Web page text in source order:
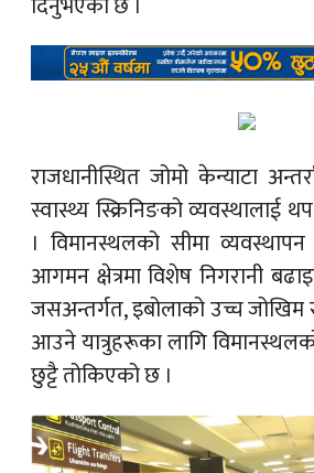
राजधानीस्थित जोमो केन्याटा
स्वास्थ्य स्क्रिनिङको व्यवस्थालाई
। विमानस्थलको सीमा व्यवस्थापन
आगमन क्षेत्रमा विशेष निगरानी
जसअन्तर्गत, इबोलाको उच्च
आउने यात्रुहरूका लागि
छुट्टै तोकिएको छ ।